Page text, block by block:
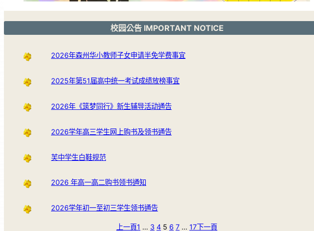
校园公告 IMPORTANT NOTICE
2026年森州华小教师子女申请半免学费事宜
2025年第51届高中统一考试成绩放榜事宜
2026年《筑梦同行》新生辅导活动通告
2026学年高三学生网上购书及领书通告
芙中学生白鞋规范
2026 年高一高二购书领书通知
2026学年初一至初三学生领书通告
上一頁1 … 3 4 5 6 7 … 17下一頁